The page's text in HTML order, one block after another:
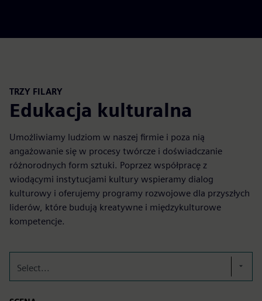
TRZY FILARY
Edukacja kulturalna
Umożliwiamy ludziom w naszej firmie i poza nią
angażowanie się w procesy twórcze i doświadczanie
różnorodnych form sztuki. Poprzez współpracę z
wiodącymi instytucjami kultury wspieramy dialog
kulturowy i oferujemy programy rozwojowe dla przyszłych
liderów, które budują kreatywne i międzykulturowe
kompetencje.
Select...